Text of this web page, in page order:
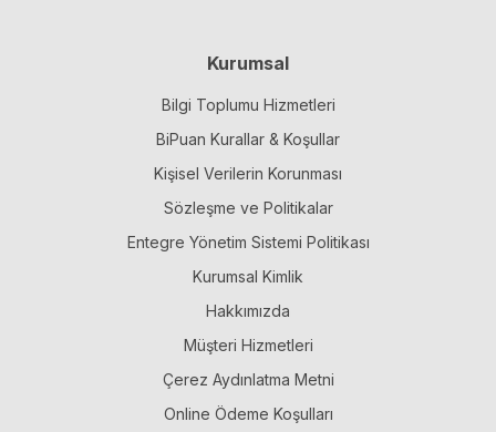
Kurumsal
Bilgi Toplumu Hizmetleri
BiPuan Kurallar & Koşullar
Kişisel Verilerin Korunması
Sözleşme ve Politikalar
Entegre Yönetim Sistemi Politikası
Kurumsal Kimlik
Hakkımızda
Müşteri Hizmetleri
Çerez Aydınlatma Metni
Online Ödeme Koşulları